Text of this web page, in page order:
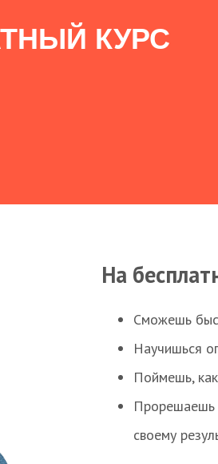
КУРС
На
Сможешь
Научишься
Поймешь,
Прорешаешь
своему